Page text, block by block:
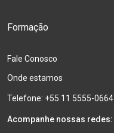
Formação
Fale Conosco
Onde estamos
Telefone: +55 11 5555-0664
Acompanhe nossas redes: